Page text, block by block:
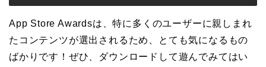
App Store Awardsは、特に多くのユーザーに親しまれ
たコンテンツが選出されるため、とても気になるもの
ばかりです！ぜひ、ダウンロードして遊んでみてはい